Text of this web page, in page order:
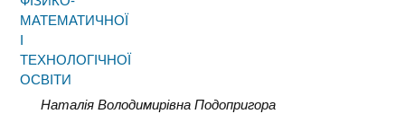
МАТЕМАТИЧНОЇ
І
ТЕХНОЛОГІЧНОЇ
ОСВІТИ
Наталія Володимирівна Подопригора